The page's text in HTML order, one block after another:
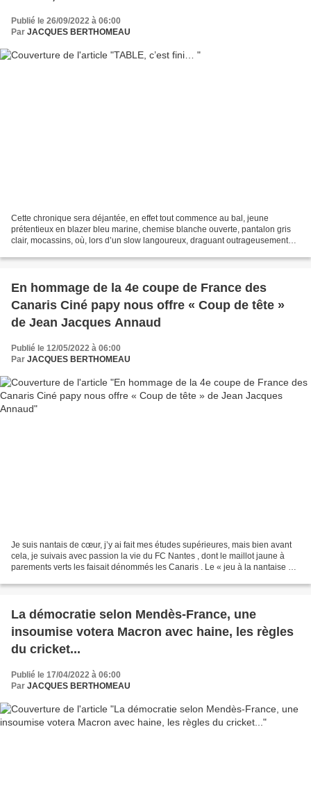
Publié le 26/09/2022 à 06:00
Par JACQUES BERTHOMEAU
Cette chronique sera déjantée, en effet tout commence au bal, jeune
prétentieux en blazer bleu marine, chemise blanche ouverte, pantalon gris
clair, mocassins, où, lors d’un slow langoureux, draguant outrageusement
En hommage de la 4e coupe de France des
Canaris Ciné papy nous offre « Coup de tête »
de Jean Jacques Annaud
Publié le 12/05/2022 à 06:00
Par JACQUES BERTHOMEAU
Je suis nantais de cœur, j’y ai fait mes études supérieures, mais bien avant
cela, je suivais avec passion la vie du FC Nantes , dont le maillot jaune à
parements verts les faisait dénommés les Canaris . Le « jeu à la nantaise »,
La démocratie selon Mendès-France, une
insoumise votera Macron avec haine, les règles
du cricket...
Publié le 17/04/2022 à 06:00
Par JACQUES BERTHOMEAU